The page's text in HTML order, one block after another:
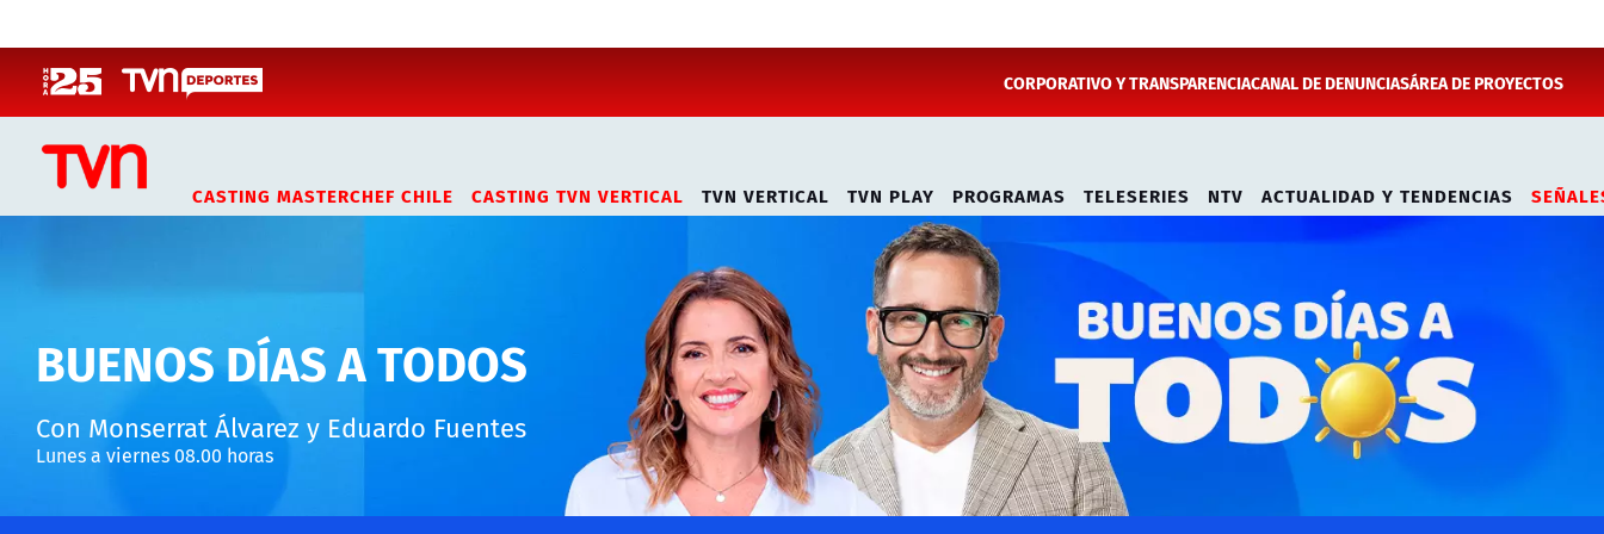
CORPORATIVO Y TRANSPARENCIACANAL DE DENUNCIASÁREA DE PROYECTOS
CASTING MASTERCHEF CHILE CASTING TVN VERTICAL TVN VERTICAL TVN PLAY PROGRAMAS TELESERIES NTV ACTUALIDAD Y TENDENCIAS
BUENOS DÍAS A TODOS
Con Monserrat Álvarez y Eduardo Fuentes
Lunes a viernes 08.00 horas